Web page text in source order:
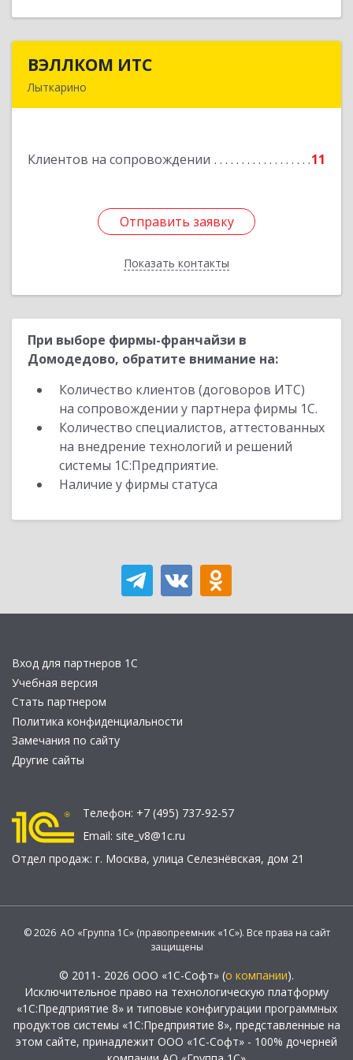
ВЭЛЛКОМ ИТС
Лыткарино
Клиентов на сопровождении 11
Отправить заявку
Показать контакты
Отправить заявку
Назад
При выборе фирмы-франчайзи в
Домодедово, обратите внимание на:
Количество клиентов (договоров ИТС)
на сопровождении у партнера фирмы 1С.
Количество специалистов, аттестованных
на внедрение технологий и решений
системы 1С:Предприятие.
Наличие у фирмы статуса
Вход для партнеров 1С
Учебная версия
Стать партнером
Политика конфиденциальности
Замечания по сайту
Другие сайты
Телефон: +7 (495) 737-92-57
Email: site_v8@1c.ru
Отдел продаж: г. Москва, улица Селезнёвская, дом 21
© 2026 АО «Группа 1С» (правопреемник «1С»). Все права на сайт
защищены
© 2011- 2026 ООО «1С-Софт» (о компании).
Исключительное право на технологическую платформу
«1С:Предприятие 8» и типовые конфигурации программных
продуктов системы «1С:Предприятие 8», представленные на
этом сайте, принадлежит ООО «1С-Софт» - 100% дочерней